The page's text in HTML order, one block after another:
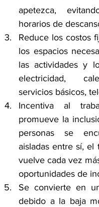
apetezca,
horarios de
Reduce los costos
los espacios
las actividades y
electricidad,
servicios básicos,
Incentiva al
promueve la
personas se
aisladas entre sí, el
vuelve cada vez
oportunidades de
Se convierte en
debido a la baja